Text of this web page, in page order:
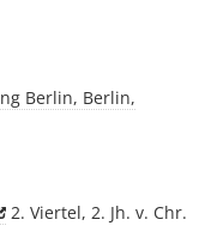
Berlin, Berlin,
2. Viertel, 2. Jh. v. Chr.